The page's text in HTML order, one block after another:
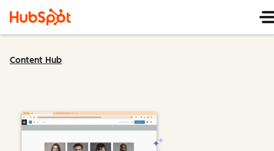
Content Hub